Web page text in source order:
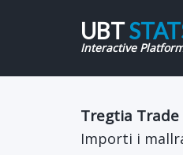
UBT
Interactive
Tregtia Trade
Importi i